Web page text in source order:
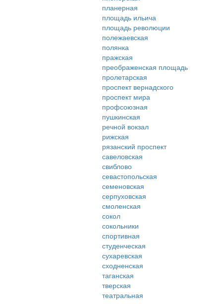
планерная
площадь ильича
площадь революции
полежаевская
полянка
пражская
преображенская площадь
пролетарская
проспект вернадского
проспект мира
профсоюзная
пушкинская
речной вокзал
рижская
рязанский проспект
савеловская
свиблово
севастопольская
семеновская
серпуховская
смоленская
сокол
сокольники
спортивная
студенческая
сухаревская
сходненская
таганская
тверская
театральная